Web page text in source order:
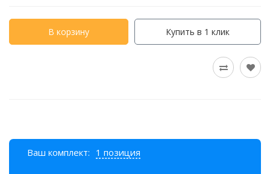
В корзину Купить в 1 клик
Ваш комплект: 1 позиция